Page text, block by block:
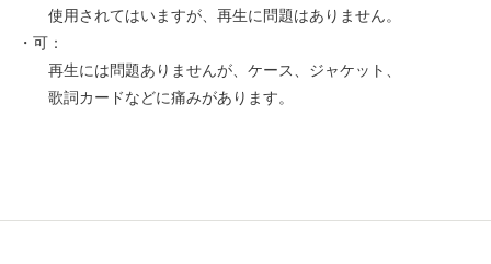
使用されてはいますが、再生に問題はありません。
・可：
再生には問題ありませんが、ケース、ジャケット、
歌詞カードなどに痛みがあります。